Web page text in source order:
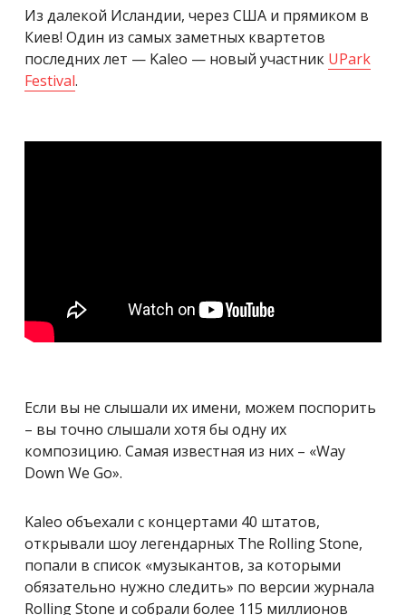
Из далекой Исландии, через США и прямиком в
Киев! Один из самых заметных квартетов
последних лет — Kaleo — новый участник UPark
Festival.
Если вы не слышали их имени, можем поспорить
– вы точно слышали хотя бы одну их
композицию. Самая известная из них – «Way
Down We Go».
Kaleo объехали с концертами 40 штатов,
открывали шоу легендарных The Rolling Stone,
попали в список «музыкантов, за которыми
обязательно нужно следить» по версии журнала
Rolling Stone и собрали более 115 миллионов